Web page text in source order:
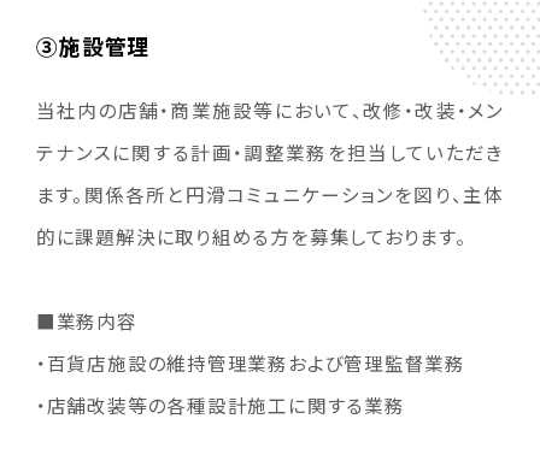
③施設管理
当社内の店舗・商業施設等において、改修・改装・メン
テナンスに関する計画・調整業務を担当していただき
ます。関係各所と円滑コミュニケーションを図り、主体
的に課題解決に取り組める方を募集しております。
■業務内容
・百貨店施設の維持管理業務および管理監督業務
・店舗改装等の各種設計施工に関する業務